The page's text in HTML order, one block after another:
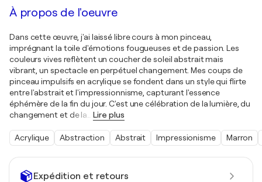
Expédition et retours
À propos de l'oeuvre
Dans cette œuvre, j'ai laissé libre cours à mon pinceau,
imprégnant la toile d'émotions fougueuses et de passion. Les
couleurs vives reflètent un coucher de soleil abstrait mais
vibrant, un spectacle en perpétuel changement. Mes coups de
pinceau impulsifs en acrylique se fondent dans un style qui flirte
entre l'abstrait et l'impressionnisme, capturant l'essence
éphémère de la fin du jour. C'est une célébration de la lumière, du
changement et de la
Lire plus
Acrylique Abstraction Abstrait Impressionisme Marron